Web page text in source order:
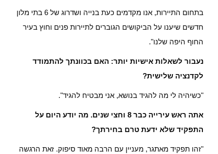
בתחום התיירות, אנו מקדמים כעת בנייה ושדרוג של 6 בתי מלון
חדשים שיענו על הביקושים הגוברים לתיירות פנים וחוץ בעיר
החוף היפה שלנו".
נעבור לשאלות אישיות יותר: האם בכוונתך להתמודד
לקדנציה שלישית?
"כשיהיה לי מה להגיד בנושא, אני מבטיח להגיד".
אתה ראש עירייה כבר 8 וחצי שנים. מה יודע היום על
התפקיד שלא ידעת טרם בחירתך?
"זהו תפקיד מאתגר, מעניין עם הרבה מאוד סיפוק. זאת הרגשה